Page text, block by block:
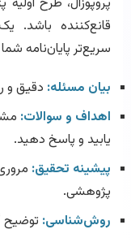
قانع‌کننده باشد.
سریع‌تر پایان‌نامه
بیان مسئله: دقیق
اهداف و سوالات:
یابید و پاسخ دهید.
پیشینه تحقیق:
پژوهشی.
روش‌شناسی: توضیح